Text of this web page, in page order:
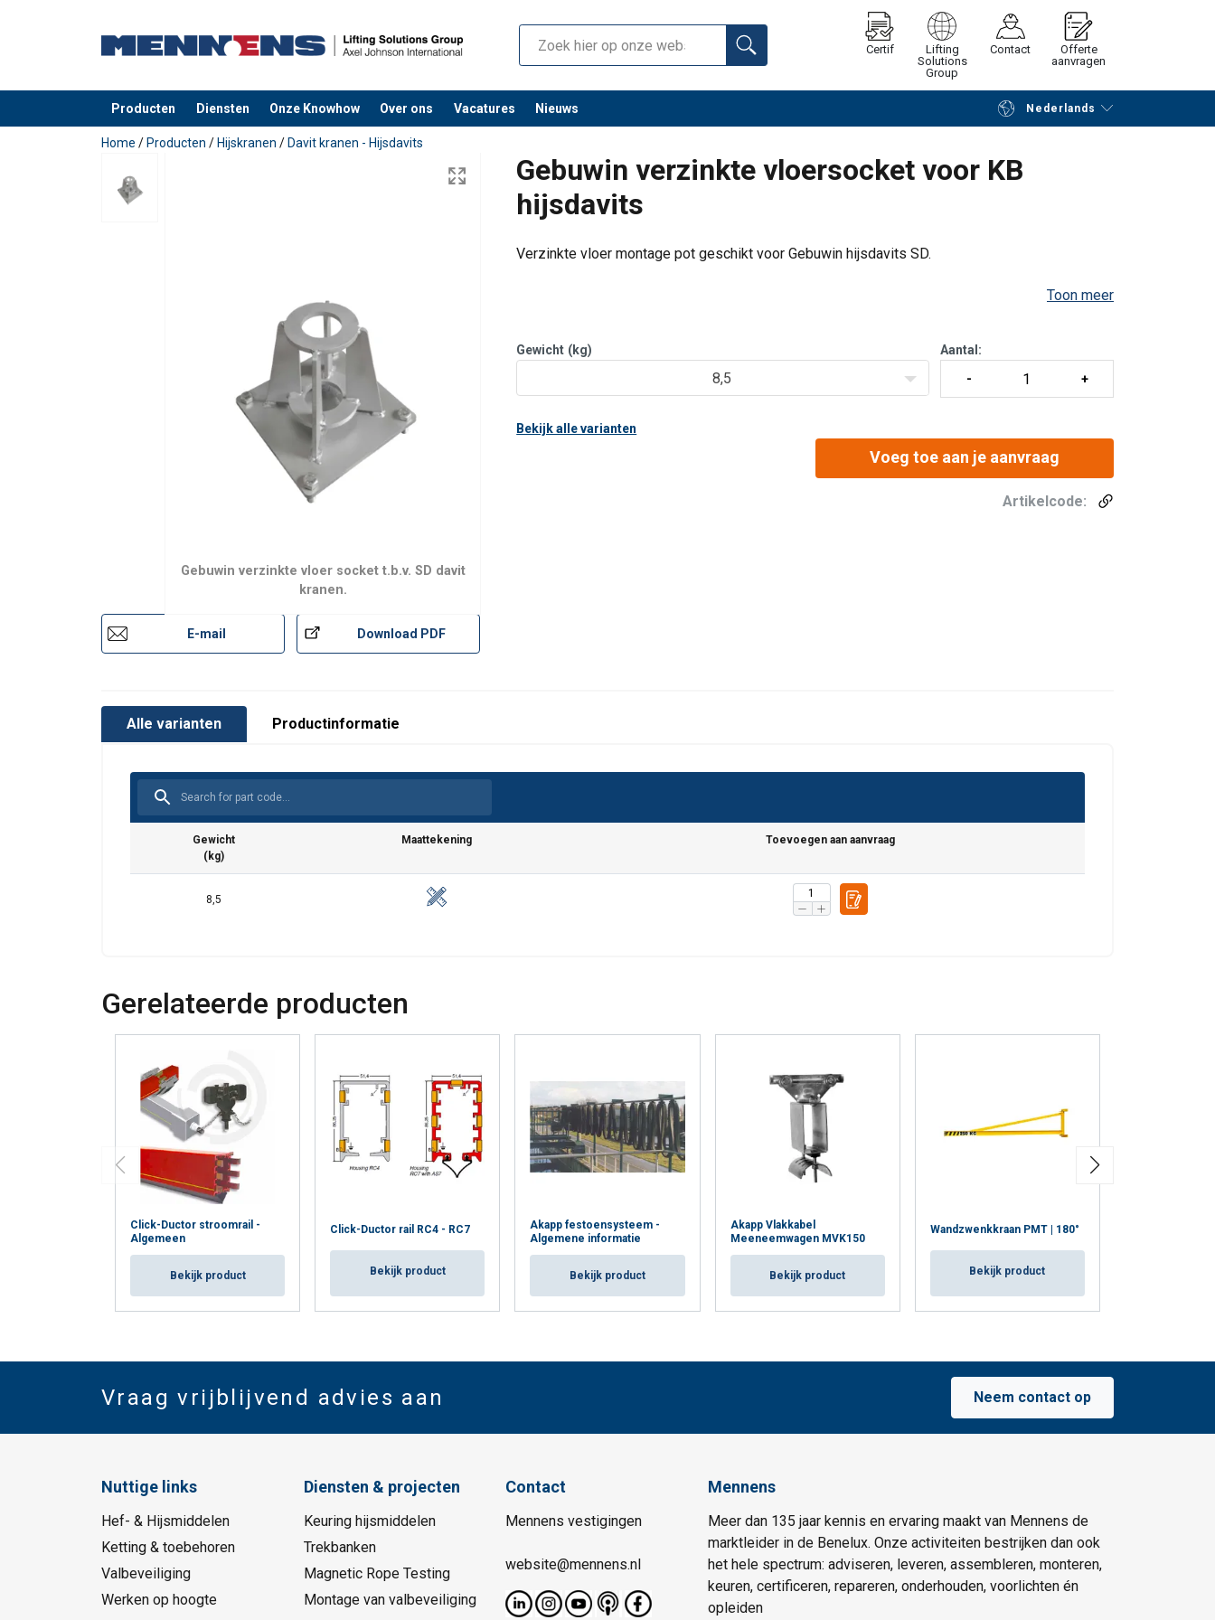
Certif
Lifting
Solutions
Group
Contact
Offerte
aanvragen
Producten Diensten Onze Knowhow Over ons Vacatures Nieuws Nederlands
toegevoegd aan uw offerte Verder winkelen Vraag offerte aan
Home / Producten / Hijskranen / Davit kranen - Hijsdavits
Gebuwin verzinkte vloersocket voor KB
hijsdavits
Gebuwin verzinkte vloer socket t.b.v. SD davit
kranen.
E-mail Download PDF
Verzinkte vloer montage pot geschikt voor Gebuwin hijsdavits SD.
Toon meer
Gewicht (kg)
8,5
Aantal:
Bekijk alle varianten
Voeg toe aan je aanvraag
Artikelcode:
Alle varianten Productinformatie
Gewicht
(kg)
Maattekening Toevoegen aan aanvraag
8,5
Gerelateerde producten
Click-Ductor stroomrail -
Algemeen
Bekijk product
Click-Ductor rail RC4 - RC7
Bekijk product
Akapp festoensysteem -
Algemene informatie
Bekijk product
Akapp Vlakkabel
Meeneemwagen MVK150
Bekijk product
Wandzwenkkraan PMT | 180°
Bekijk product
Vraag vrijblijvend advies aan Neem contact op
Nuttige links
Hef- & Hijsmiddelen
Ketting & toebehoren
Valbeveiliging
Werken op hoogte
Diensten & projecten
Keuring hijsmiddelen
Trekbanken
Magnetic Rope Testing
Montage van valbeveiliging
Contact
Mennens vestigingen
website@mennens.nl
Mennens
Meer dan 135 jaar kennis en ervaring maakt van Mennens de
marktleider in de Benelux. Onze activiteiten bestrijken dan ook
het hele spectrum: adviseren, leveren, assembleren, monteren,
keuren, certificeren, repareren, onderhouden, voorlichten én
opleiden